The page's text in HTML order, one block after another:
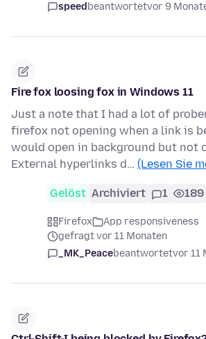
speedbeantwortetvor 9
Fire fox loosing fox in Windows 11
Just a note that I had a lot of
firefox not opening when a link is
would open in background but not
External hyperlinks d… (Lesen Sie
Gelöst Archiviert 1 189
Firefox
App responsiveness
gefragt vor 11 Monaten
_MK_Peacebeantwortetvor 11